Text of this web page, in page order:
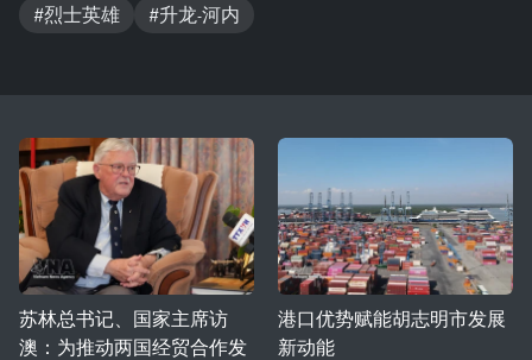
#烈士英雄
#升龙-河内
苏林总书记、国家主席访
澳：为推动两国经贸合作发
港口优势赋能胡志明市发展
新动能